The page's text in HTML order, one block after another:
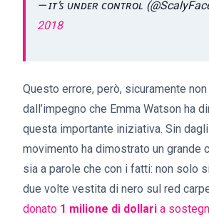
— ɪᴛ’ꜱ ᴜɴᴅᴇʀ ᴄᴏɴᴛʀᴏʟ
2018
Questo errore, però, sicuramente
dall’impegno che Emma Watson ha
questa importante iniziativa. Sin
movimento ha dimostrato un grande
sia a parole che con i fatti: non solo
due volte vestita di nero sul red
donato 1 milione di dollari a